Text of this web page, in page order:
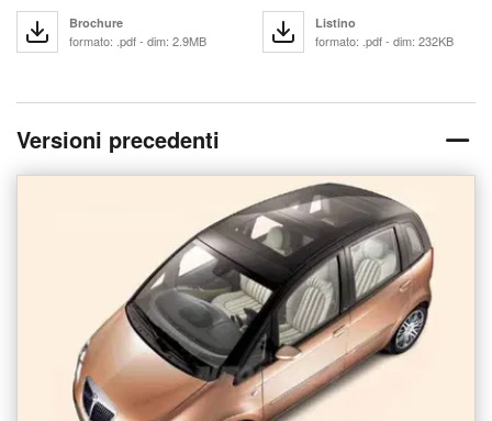
Brochure
formato: .pdf - dim: 2.9MB
Listino
formato: .pdf - dim: 232KB
Versioni precedenti